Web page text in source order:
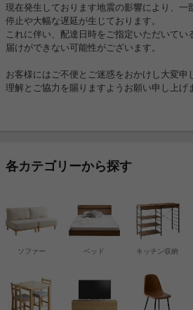
現在発生しております地震の影響により、一
停止や大幅な遅延が生じております。
これに伴い、配達日時をご指定いただいてい
届けができない可能性がございます。
お客様にはご不便とご迷惑をおかけし大変申
理解とご協力を賜りますようお願い申し上げ
各カテゴリーから探す
ソファー ベッド キッチン収納